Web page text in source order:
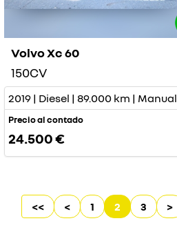
Volvo Xc 60
150CV
2019 | Diesel | 89.000 km | Manual
Precio al contado
24.500 €
<< < 1 2 3 >